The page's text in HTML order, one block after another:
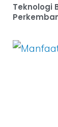
Teknologi